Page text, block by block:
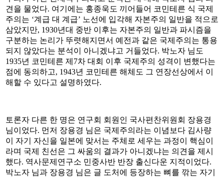
견을 물었다. 여기에는 홍종욱도 끼어들어 코민테른 식 국제
주의는 ‘계급 대 계급’ 노선에 입각해 자본주의 일반을 적으로
삼았지만, 1930년대 중반 이후는 자본주의 일반과 파시즘을
구분하는 논리가 뚜렷해지면서 예전과 같은 국제주의는 통용
되지 않았다는 분석이 아니겠냐고 거들었다. 박노자 님도
1935년 코민테른 제7차 대회 이후 국제주의 성격이 변했다는
점에 동의하고, 1943년 코민테른 해체도 그 연장선상에서 이
해할 수 있다고 설명하였다.
토론자 다른 한 명은 연구회 회원인 국사편찬위원회 장용경
님이었다. 먼저 장용경 님은 국제주의라는 이념보다 김사량
이 자기 자신을 일본에 맞서는 주체로 세우는 과정이 핵심이
라며 국제 친선은 그 싸움의 결과가 아니겠냐는 의견을 제시
했다. 역사문제연구소 민중사반 반장 출신다운 지적이었다.
박노자 님과 장용경 님은 글 도처에 등장하는 뼈를 깎는 자기